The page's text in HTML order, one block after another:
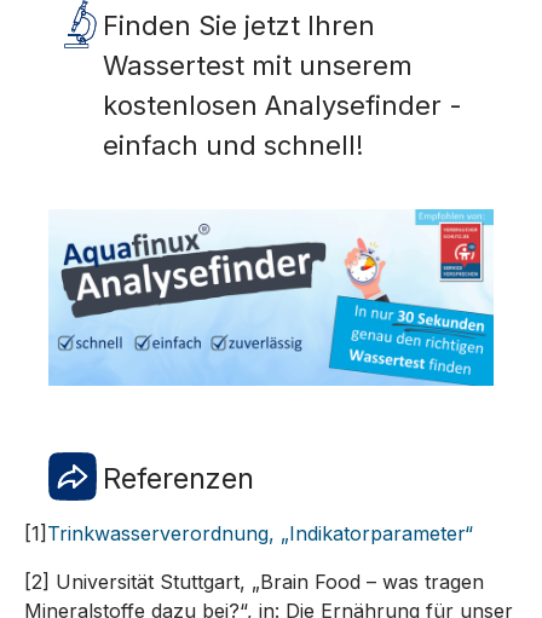
Finden Sie jetzt Ihren
Wassertest mit unserem
kostenlosen Analysefinder -
einfach und schnell!
Referenzen
[1] Trinkwasserverordnung, „Indikatorparameter“
[2] Universität Stuttgart, „Brain Food – was tragen
Mineralstoffe dazu bei?“, in: Die Ernährung für unser